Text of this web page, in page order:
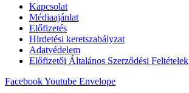
Kapcsolat
Médiaajánlat
Előfizetés
Hirdetési keretszabályzat
Adatvédelem
Előfizetői Általános Szerződési Feltételek
FacebookYoutube Envelope